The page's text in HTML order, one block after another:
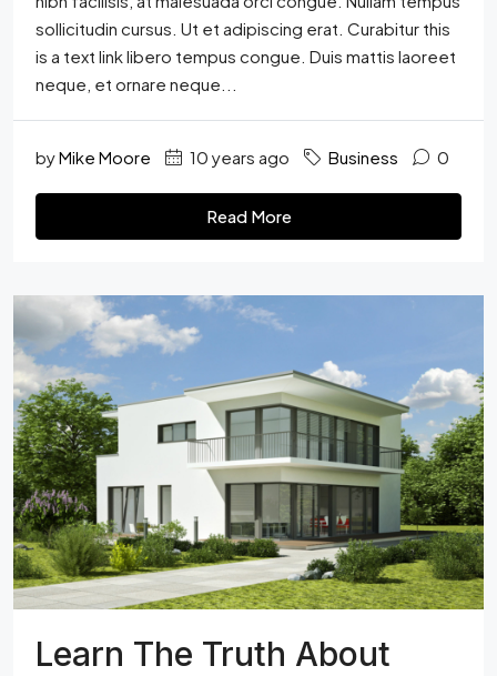
sollicitudin cursus. Ut et adipiscing erat. Curabitur this
is a text link libero tempus congue. Duis mattis laoreet
neque, et ornare neque...
byMike Moore 10 years ago Business 0
Read More
Learn The Truth About